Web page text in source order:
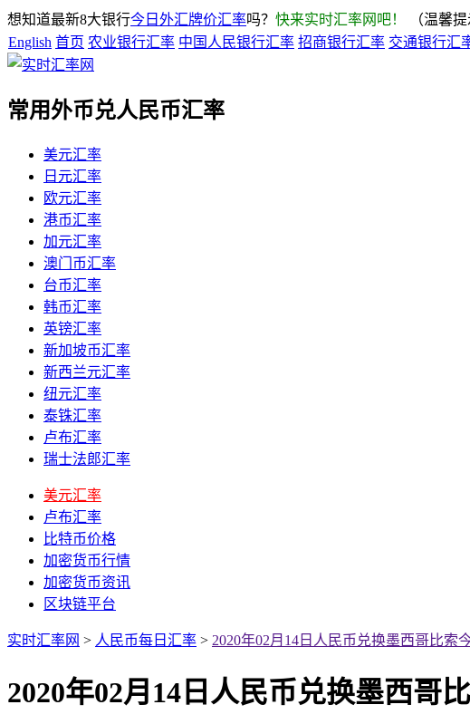
想知道最新8大银行今日外汇牌价汇率吗？ 快来实时汇率网吧！
（温馨
English 首页 农业银行汇率 中国人民银行汇率 招商银行汇率 交通银行汇
常用外币兑人民币汇率
美元汇率
日元汇率
欧元汇率
港币汇率
加元汇率
澳门币汇率
台币汇率
韩币汇率
英镑汇率
新加坡币汇率
新西兰元汇率
纽元汇率
泰铢汇率
卢布汇率
瑞士法郎汇率
美元汇率
卢布汇率
比特币价格
加密货币行情
加密货币资讯
区块链平台
实时汇率网 > 人民币每日汇率 > 2020年02月14日人民币兑换墨西哥比索
2020年02月14日人民币兑换墨西哥